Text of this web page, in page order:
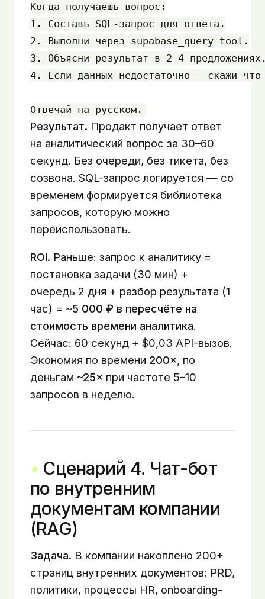
Когда получаешь вопрос:
1. Составь SQL-запрос для ответа.
2. Выполни через supabase_query tool.
3. Объясни результат в 2–4
4. Если данных недостаточно — скажи
Результат. Продакт получает ответ
на аналитический вопрос за 30–60
секунд. Без очереди, без тикета, без
созвона. SQL-запрос логируется — со
временем формируется библиотека
запросов, которую можно
переиспользовать.
ROI. Раньше: запрос к аналитику =
постановка задачи (30 мин) +
очередь 2 дня + разбор результата (1
час) = ~5 000 ₽ в пересчёте на
стоимость времени аналитика.
Сейчас: 60 секунд + $0,03 API-вызов.
Экономия по времени 200×, по
деньгам ~25× при частоте 5–10
запросов в неделю.
Сценарий 4. Чат-бот
по внутренним
документам компании
(RAG)
Задача. В компании накоплено 200+
страниц внутренних документов: PRD,
политики, процессы HR, onboarding-